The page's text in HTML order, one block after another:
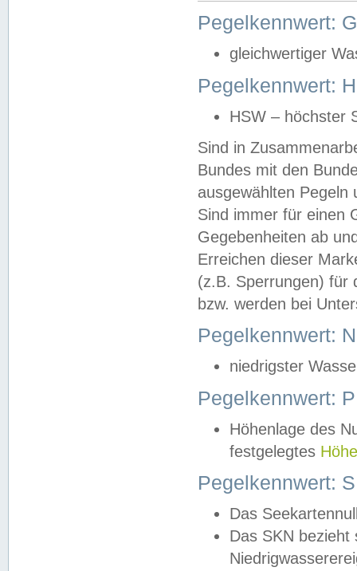
Pegelkennwert:
gleichwertiger
Pegelkennwert:
HSW – höchster
Sind in
Bundes mit den
ausgewählten
Sind immer für einen
Gegebenheiten ab
Erreichen dieser
(z.B. Sperrungen) für
bzw. werden bei
Pegelkennwert:
niedrigster
Pegelkennwert:
Höhenlage des
festgelegtes
Pegelkennwert:
Das
Das SKN